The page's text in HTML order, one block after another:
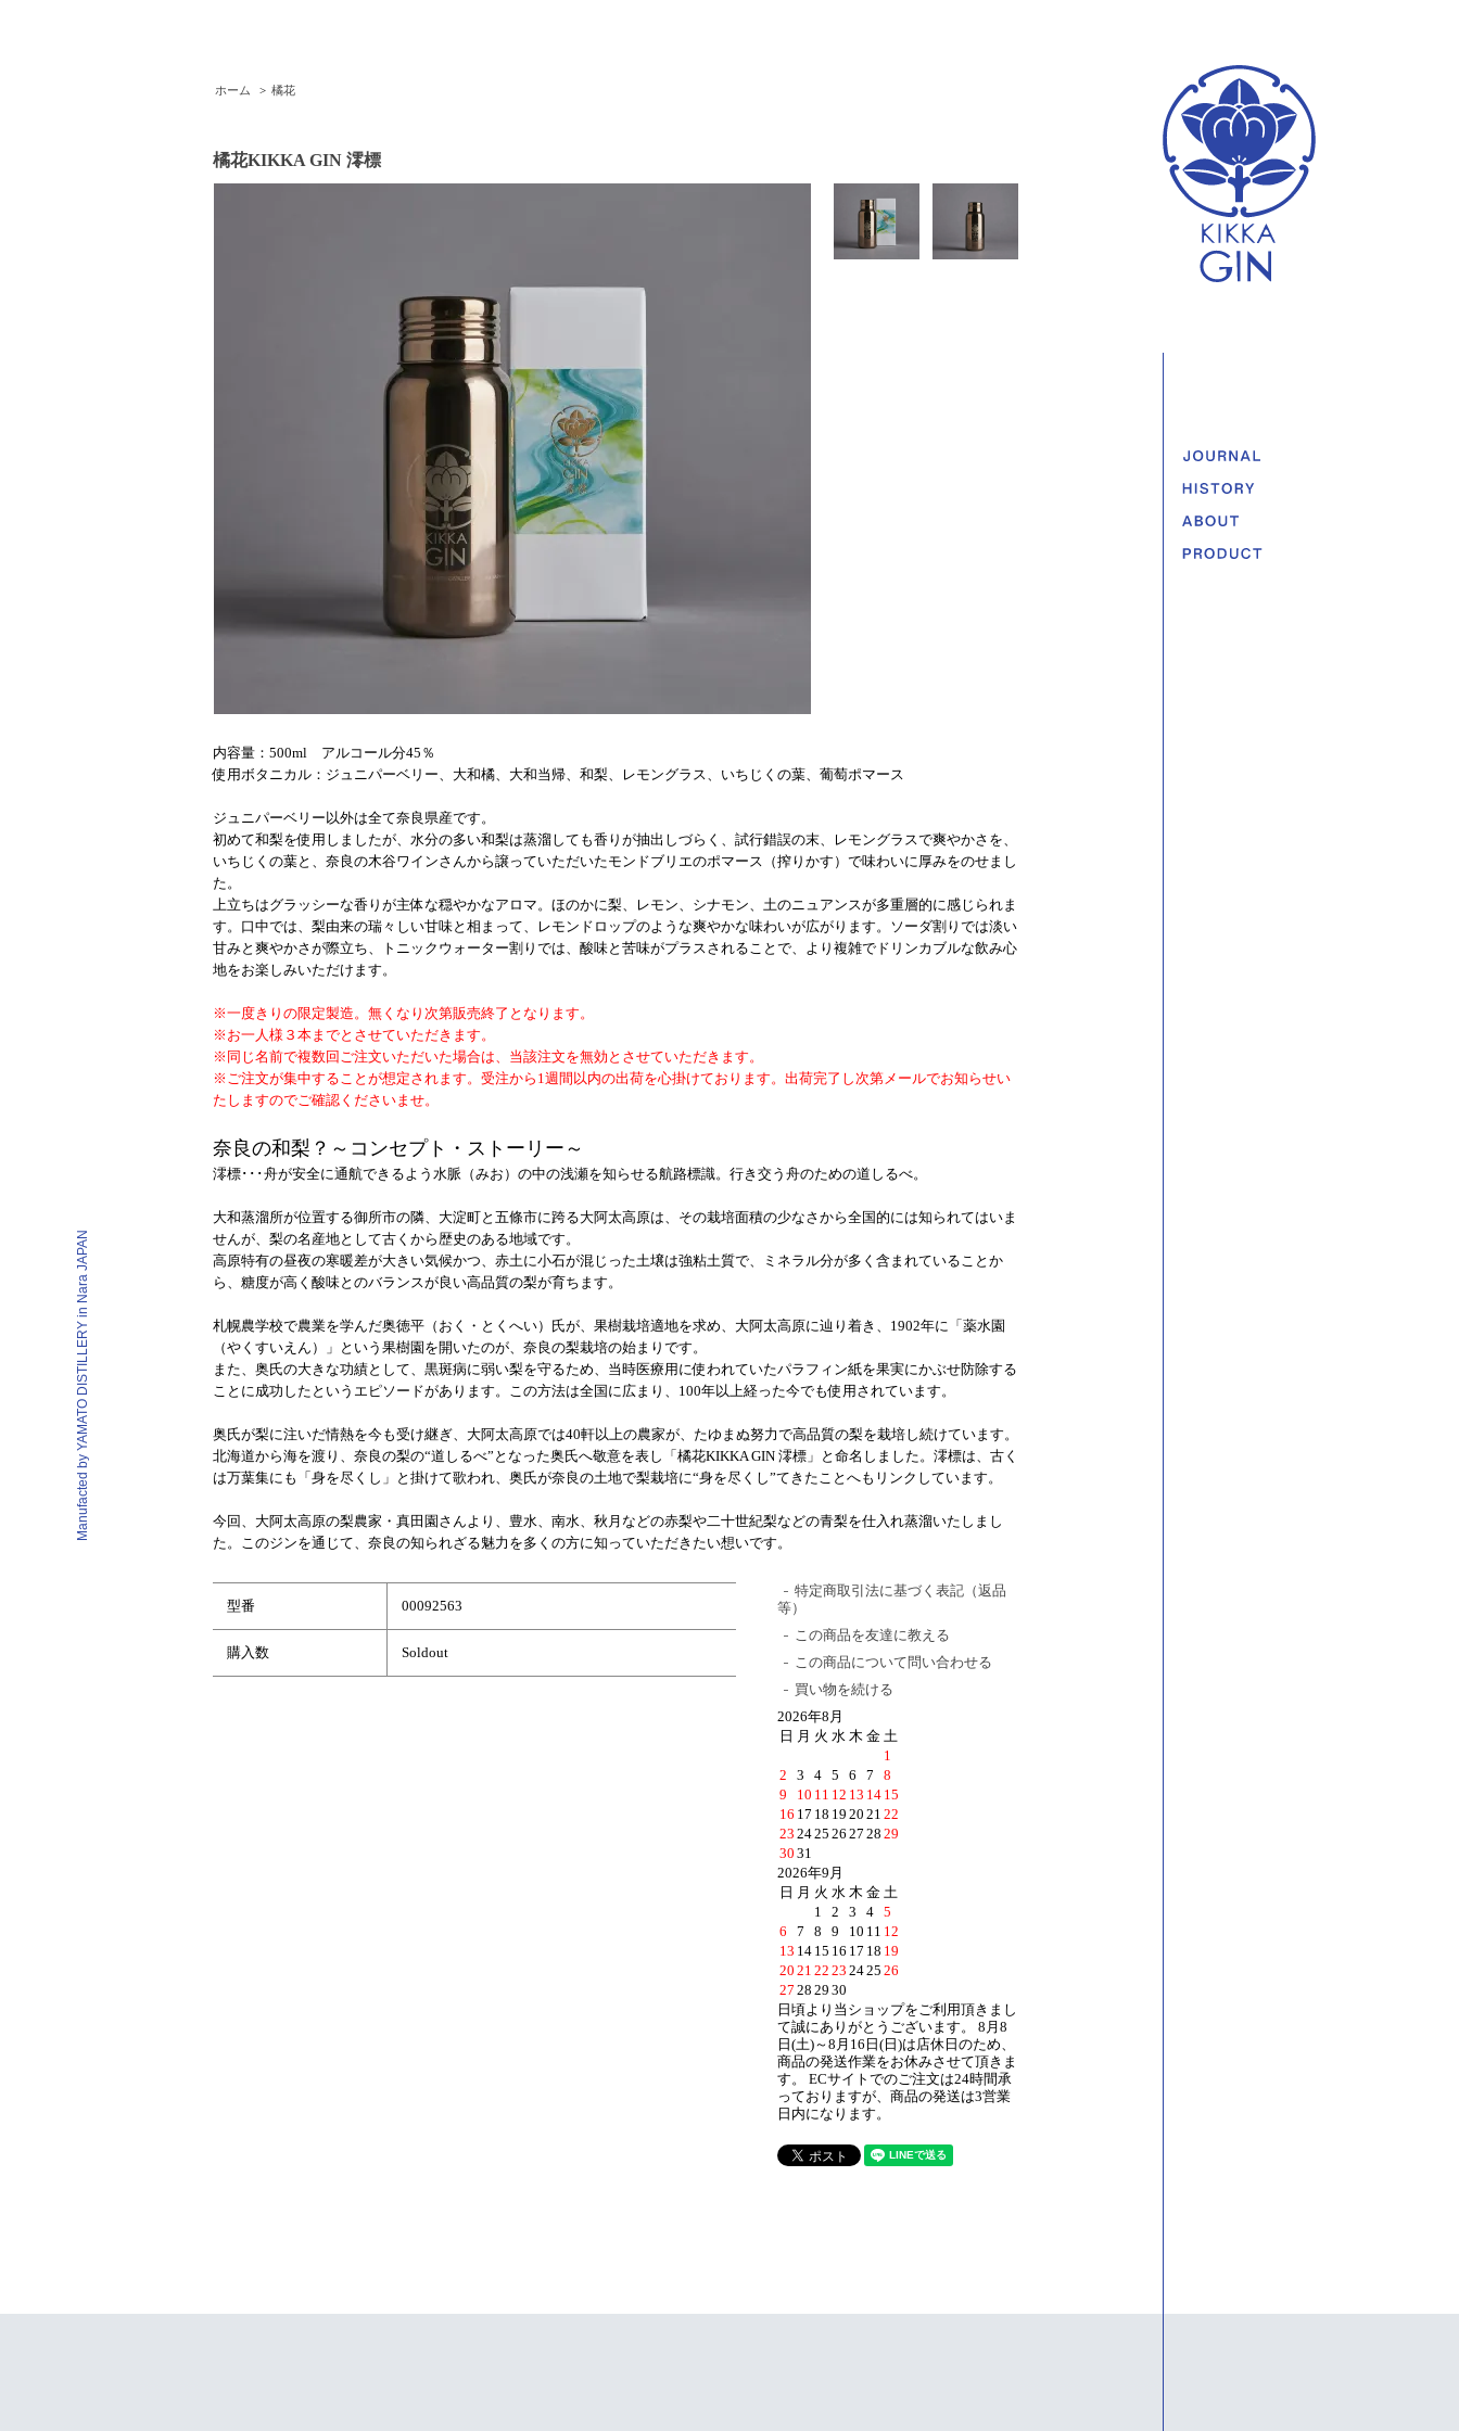
Manufacted by YAMATO DISTILLERY in Nara JAPAN
ホーム > 橘花
橘花KIKKA GIN 澪標
内容量：500ml アルコール分45％
使用ボタニカル：ジュニパーベリー、大和橘、大和当帰、和梨、レモングラス、いちじくの葉、葡萄ポマース
ジュニパーベリー以外は全て奈良県産です。
初めて和梨を使用しましたが、水分の多い和梨は蒸溜しても香りが抽出しづらく、試行錯誤の末、レモングラスで爽やかさを、
いちじくの葉と、奈良の木谷ワインさんから譲っていただいたモンドブリエのポマース（搾りかす）で味わいに厚みをのせまし
た。
上立ちはグラッシーな香りが主体な穏やかなアロマ。ほのかに梨、レモン、シナモン、土のニュアンスが多重層的に感じられま
す。口中では、梨由来の瑞々しい甘味と相まって、レモンドロップのような爽やかな味わいが広がります。ソーダ割りでは淡い
甘みと爽やかさが際立ち、トニックウォーター割りでは、酸味と苦味がプラスされることで、より複雑でドリンカブルな飲み心
地をお楽しみいただけます。
※一度きりの限定製造。無くなり次第販売終了となります。
※お一人様３本までとさせていただきます。
※同じ名前で複数回ご注文いただいた場合は、当該注文を無効とさせていただきます。
※ご注文が集中することが想定されます。受注から1週間以内の出荷を心掛けております。出荷完了し次第メールでお知らせい
たしますのでご確認くださいませ。
奈良の和梨？～コンセプト・ストーリー～
澪標･･･舟が安全に通航できるよう水脈（みお）の中の浅瀬を知らせる航路標識。行き交う舟のための道しるべ。
大和蒸溜所が位置する御所市の隣、大淀町と五條市に跨る大阿太高原は、その栽培面積の少なさから全国的には知られてはいま
せんが、梨の名産地として古くから歴史のある地域です。
高原特有の昼夜の寒暖差が大きい気候かつ、赤土に小石が混じった土壌は強粘土質で、ミネラル分が多く含まれていることか
ら、糖度が高く酸味とのバランスが良い高品質の梨が育ちます。
札幌農学校で農業を学んだ奥徳平（おく・とくへい）氏が、果樹栽培適地を求め、大阿太高原に辿り着き、1902年に「薬水園
（やくすいえん）」という果樹園を開いたのが、奈良の梨栽培の始まりです。
また、奥氏の大きな功績として、黒斑病に弱い梨を守るため、当時医療用に使われていたパラフィン紙を果実にかぶせ防除する
ことに成功したというエピソードがあります。この方法は全国に広まり、100年以上経った今でも使用されています。
奥氏が梨に注いだ情熱を今も受け継ぎ、大阿太高原では40軒以上の農家が、たゆまぬ努力で高品質の梨を栽培し続けています。
北海道から海を渡り、奈良の梨の“道しるべ”となった奥氏へ敬意を表し「橘花KIKKA GIN 澪標」と命名しました。澪標は、古く
は万葉集にも「身を尽くし」と掛けて歌われ、奥氏が奈良の土地で梨栽培に“身を尽くし”てきたことへもリンクしています。
今回、大阿太高原の梨農家・真田園さんより、豊水、南水、秋月などの赤梨や二十世紀梨などの青梨を仕入れ蒸溜いたしまし
た。このジンを通じて、奈良の知られざる魅力を多くの方に知っていただきたい想いです。
型番 00092563
購入数 Soldout
特定商取引法に基づく表記（返品
等）
この商品を友達に教える
この商品について問い合わせる
買い物を続ける
2026年8月
日 月 火 水 木 金 土
1
2
3 4 5 6 7
8
9
10 11 12 13 14 15
16 17 18 19 20 21 22
23 2425 26 27 28 29
30 31
2026年9月
日 月 火 水 木 金 土
1
2 3 4
5
6
7 8 9 10 11 12
13 14 15 16 17 18 19
20 21 22 23 2425 26
27 28 29 30
日頃より当ショップをご利用頂きまし
て誠にありがとうございます。 8月8
日(土)～8月16日(日)は店休日のため、
商品の発送作業をお休みさせて頂きま
す。 ECサイトでのご注文は24時間承
っておりますが、商品の発送は3営業
日内になります。